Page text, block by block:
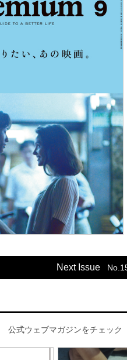
Next Issue
公式ウェブマガジンをチェック